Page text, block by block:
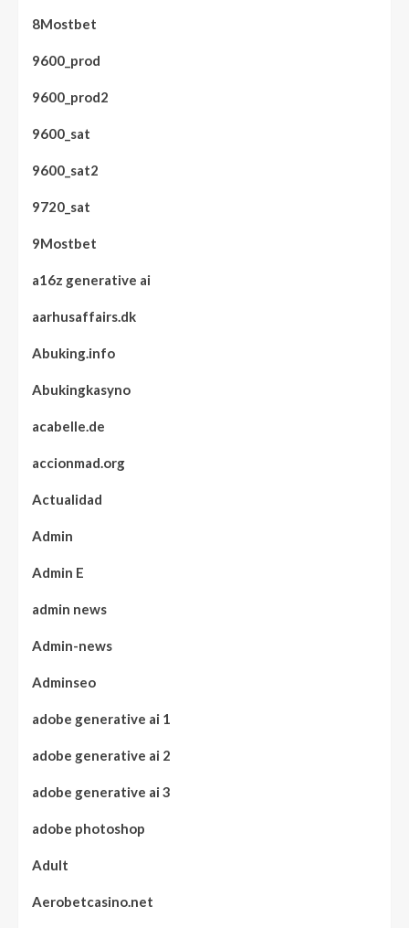
8Mostbet
9600_prod
9600_prod2
9600_sat
9600_sat2
9720_sat
9Mostbet
a16z generative ai
aarhusaffairs.dk
Abuking.info
Abukingkasyno
acabelle.de
accionmad.org
Actualidad
Admin
Admin E
admin news
Admin-news
Adminseo
adobe generative ai 1
adobe generative ai 2
adobe generative ai 3
adobe photoshop
Adult
Aerobetcasino.net